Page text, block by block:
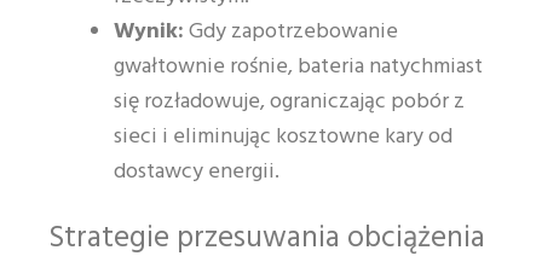
Wynik:Gdy zapotrzebowanie
gwałtownie rośnie, bateria natychmiast
się rozładowuje, ograniczając pobór z
sieci i eliminując kosztowne kary od
dostawcy energii.
Strategie przesuwania obciążenia